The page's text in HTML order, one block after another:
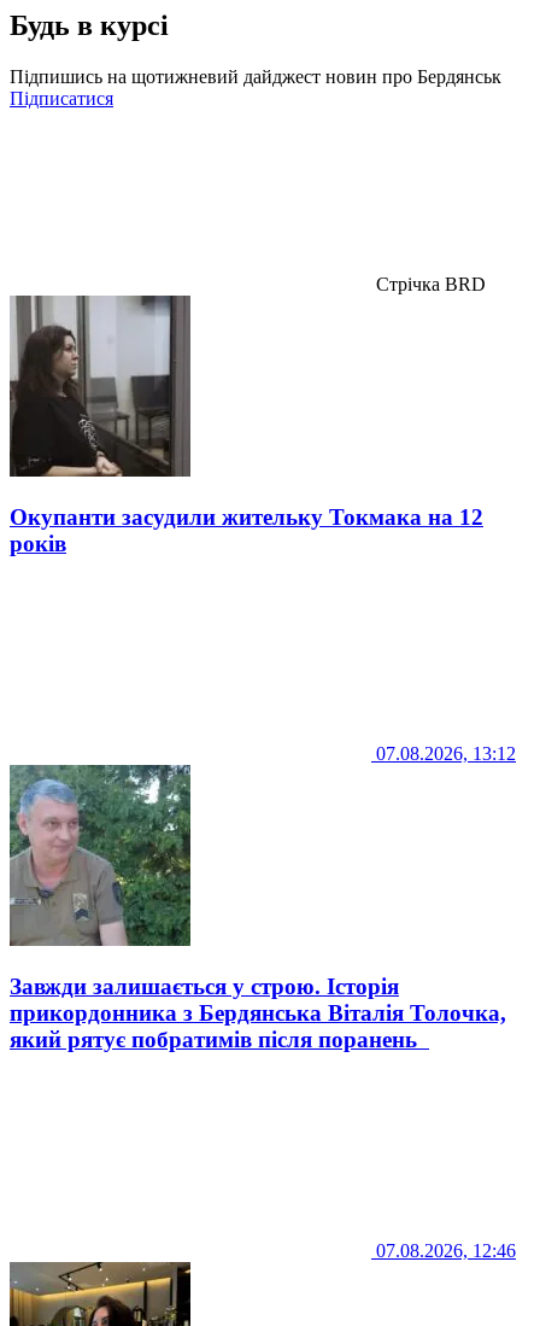
Будь в курсі
Підпишись на щотижневий дайджест новин про Бердянськ
Підписатися
Стрічка BRD
Окупанти засудили жительку Токмака на 12
років
07.08.2026, 13:12
Завжди залишається у строю. Історія
прикордонника з Бердянська Віталія Толочка,
який рятує побратимів після поранень
07.08.2026, 12:46